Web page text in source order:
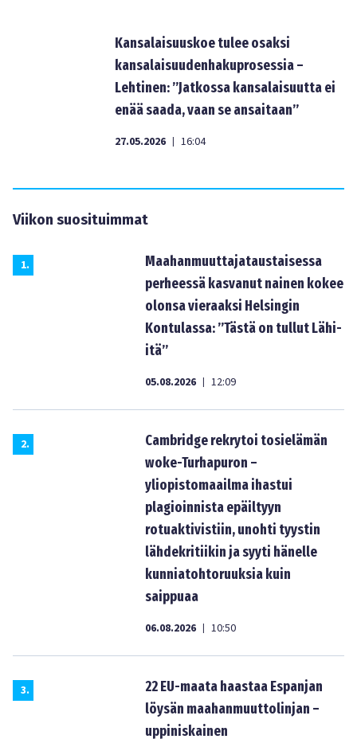
Kansalaisuuskoe tulee osaksi
kansalaisuudenhakuprosessia –
Lehtinen: ”Jatkossa kansalaisuutta ei
enää saada, vaan se ansaitaan”
27.05.2026 | 16:04
Viikon suosituimmat
1.
Maahanmuuttajataustaisessa
perheessä kasvanut nainen kokee
olonsa vieraaksi Helsingin
Kontulassa: ”Tästä on tullut Lähi-
itä”
05.08.2026 | 12:09
2.
Cambridge rekrytoi tosielämän
woke-Turhapuron –
yliopistomaailma ihastui
plagioinnista epäiltyyn
rotuaktivistiin, unohti tyystin
lähdekritiikin ja syyti hänelle
kunniatohtoruuksia kuin
saippuaa
06.08.2026 | 10:50
3.
22 EU-maata haastaa Espanjan
löysän maahanmuuttolinjan –
uppiniskainen